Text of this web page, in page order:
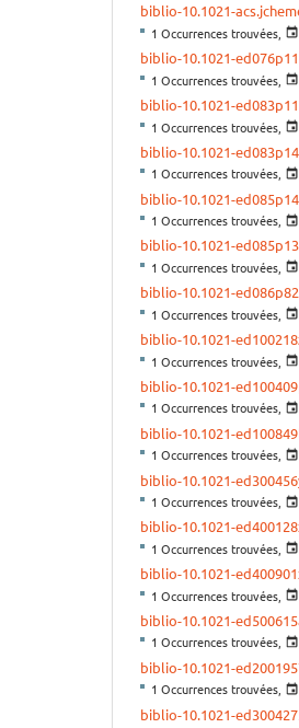
biblio-10.1021-
1 Occurrences trouvées,
biblio-10.1021-
1 Occurrences trouvées,
biblio-10.1021-
1 Occurrences trouvées,
biblio-10.1021-
1 Occurrences trouvées,
biblio-10.1021-
1 Occurrences trouvées,
biblio-10.1021-
1 Occurrences trouvées,
biblio-10.1021-
1 Occurrences trouvées,
biblio-10.1021-
1 Occurrences trouvées,
biblio-10.1021-
1 Occurrences trouvées,
biblio-10.1021-
1 Occurrences trouvées,
biblio-10.1021-
1 Occurrences trouvées,
biblio-10.1021-
1 Occurrences trouvées,
biblio-10.1021-
1 Occurrences trouvées,
biblio-10.1021-
1 Occurrences trouvées,
biblio-10.1021-
1 Occurrences trouvées,
biblio-10.1021-